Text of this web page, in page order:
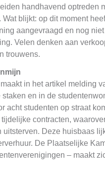
handhavend optreden
Wat blijkt: op dit moment
aangevraagd en nog
Velen denken aan
trouwens.
in het artikel melding
en in de
acht studenten op straat
contracten,
uitsterven. Deze huisbaas
De Plaatselijke
– maakt